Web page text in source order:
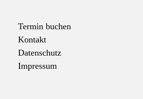
Termin buchen
Kontakt
Datenschutz
Impressum